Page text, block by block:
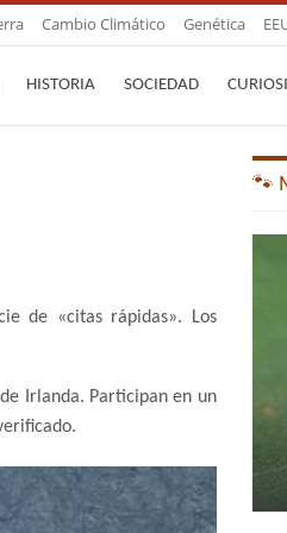
Cambio Climático Genética
HISTORIA SOCIEDAD
de «citas rápidas». Los
Irlanda. Participan en un
🐾